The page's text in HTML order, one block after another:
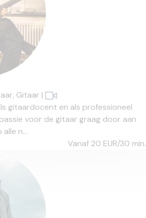
Gitaar |
gitaardocent en als professioneel
voor de gitaar graag door aan
n...
Vanaf 20 EUR/30 min.